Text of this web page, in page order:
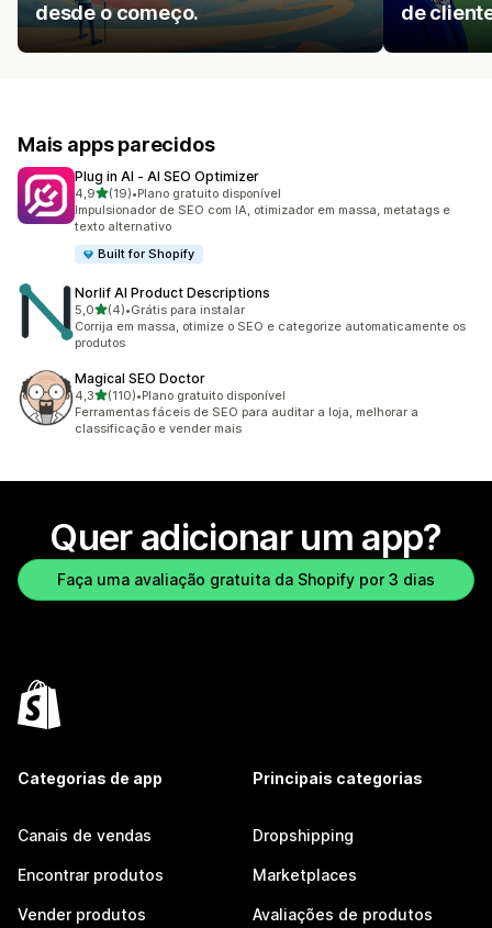
desde o começo.
de
Mais apps parecidos
Plug in AI ‑ AI SEO Optimizer
4,9de 5 estrelas
(19)
19 avaliações ao todo
•Plano gratuito disponível
Impulsionador de SEO com IA, otimizador em massa, metatags e
texto alternativo
Built for Shopify
Norlif AI Product Descriptions
5,0de 5 estrelas
(4)
4 avaliações ao todo
•Grátis para instalar
Corrija em massa, otimize o SEO e categorize automaticamente os
produtos
Magical SEO Doctor
4,3de 5 estrelas
(110)
110 avaliações ao todo
•Plano gratuito disponível
Ferramentas fáceis de SEO para auditar a loja, melhorar a
classificação e vender mais
Quer adicionar um app?
Faça uma avaliação gratuita da Shopify por 3 dias
Categorias de app
Canais de vendas
Encontrar produtos
Vender produtos
Principais categorias
Dropshipping
Marketplaces
Avaliações de produtos